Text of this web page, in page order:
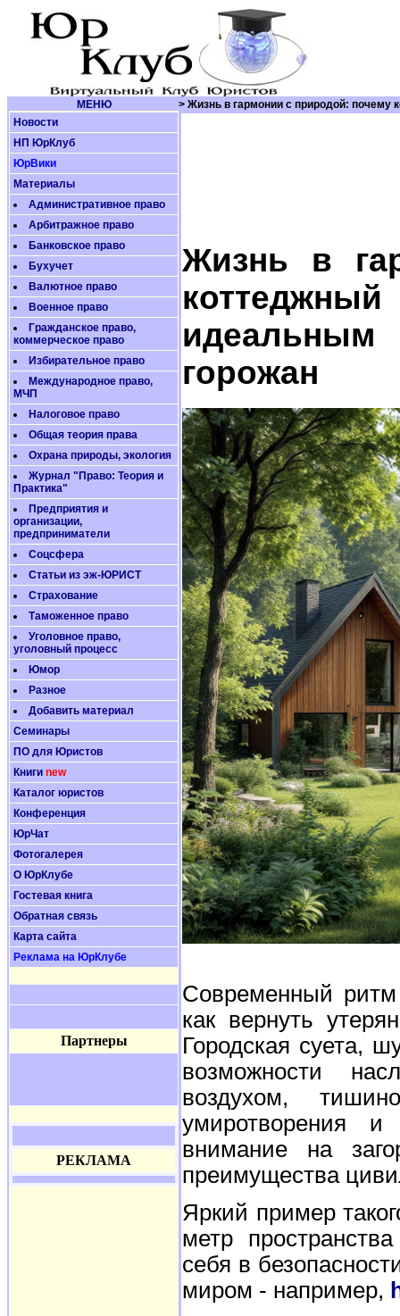
МЕНЮ
> Жизнь в гармонии с природой:
Новости
НП ЮрКлуб
ЮрВики
Материалы
Административное право
Арбитражное право
Банковское право
Бухучет
Валютное право
Военное право
Гражданское право,
коммерческое право
Избирательное право
Международное право,
МЧП
Налоговое право
Общая теория права
Охрана природы, экология
Журнал "Право: Теория и
Практика"
Предприятия и
организации,
предприниматели
Соцсфера
Статьи из эж-ЮРИСТ
Страхование
Таможенное право
Уголовное право,
уголовный процесс
Юмор
Разное
Добавить материал
Семинары
ПО для Юристов
Книги new
Каталог юристов
Конференция
ЮрЧат
Фотогалерея
О ЮрКлубе
Гостевая книга
Обратная связь
Карта сайта
Реклама на ЮрКлубе
Партнеры
РЕКЛАМА
Жизнь в
идеальным
горожан
Современный ритм
как вернуть
Городская суета,
возможности
воздухом,
умиротворения
внимание на
преимущества
Яркий пример
метр
себя в
миром - например,